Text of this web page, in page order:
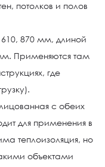
потолков и полов
870 мм, длиной
Применяются там
где
с обеих
для применения в
теплоизоляция, но
объектами